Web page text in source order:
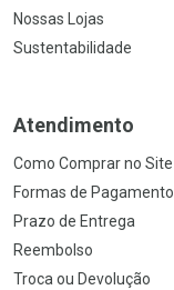
Nossas Lojas
Sustentabilidade
Atendimento
Como Comprar no Site
Formas de Pagamento
Prazo de Entrega
Reembolso
Troca ou Devolução